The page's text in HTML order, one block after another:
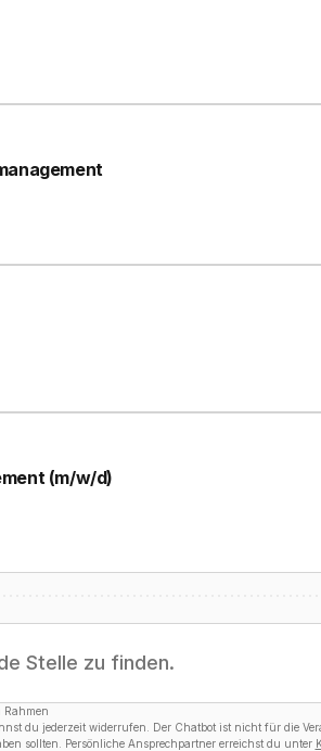
(m/w/d)
Stelle zu finden.
Rahmen
du jederzeit widerrufen. Der Chatbot ist nicht für die
sollten. Persönliche Ansprechpartner erreichst du unter